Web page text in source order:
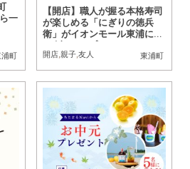
町
一
東浦町
【開店】職人が握る本格寿司
が楽しめる「にぎりの徳兵
衛」がイオンモール東浦に7/
18(金)オープン
開店,親子,友人